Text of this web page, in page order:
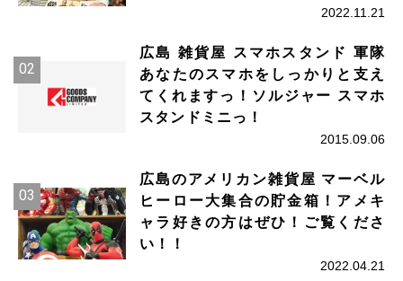
2022.11.21
広島 雑貨屋 スマホスタンド 軍隊
あなたのスマホをしっかりと支え
てくれますっ！ソルジャー スマホ
スタンドミニっ！
2015.09.06
広島のアメリカン雑貨屋 マーベル
ヒーロー大集合の貯金箱！アメキ
ャラ好きの方はぜひ！ご覧くださ
い！！
2022.04.21